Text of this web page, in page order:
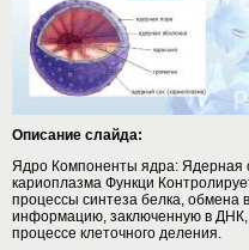
Описание слайда:
Ядро Компоненты ядра:
кариоплазма Функци
процессы синтеза белка, обмена
информацию, заключенную в ДНК,
процессе клеточного деления.